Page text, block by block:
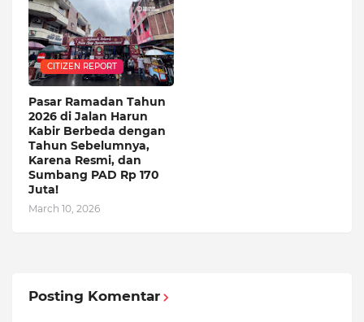
CITIZEN REPORT
Pasar Ramadan Tahun
2026 di Jalan Harun
Kabir Berbeda dengan
Tahun Sebelumnya,
Karena Resmi, dan
Sumbang PAD Rp 170
Juta!
March 10, 2026
Posting Komentar